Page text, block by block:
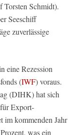
Schmidt).
Seeschiff
zuverlässige
eine Rezession
(IWF) voraus.
(DIHK) hat sich
Export-
im kommenden Jahr
was ein